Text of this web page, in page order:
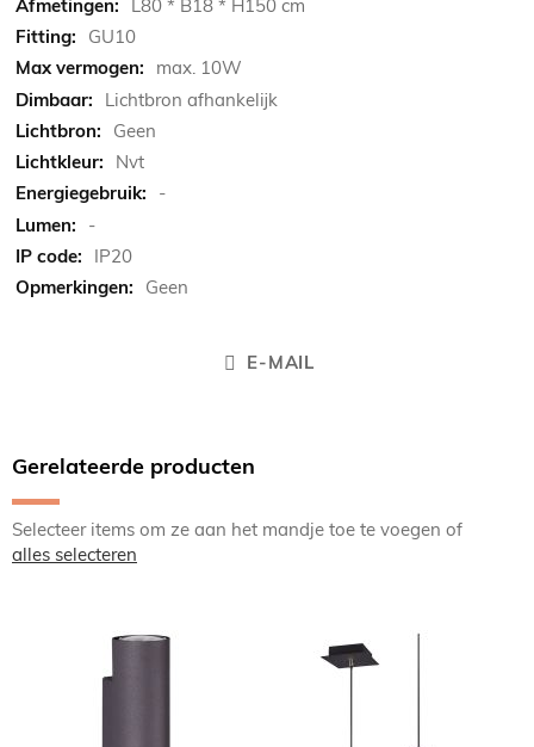
L80 * B18 * H150 cm
GU10
max. 10W
Lichtbron afhankelijk
Geen
Nvt
-
-
IP20
Geen
E-MAIL
Gerelateerde producten
Selecteer items om ze aan het mandje toe te voegen of
alles selecteren